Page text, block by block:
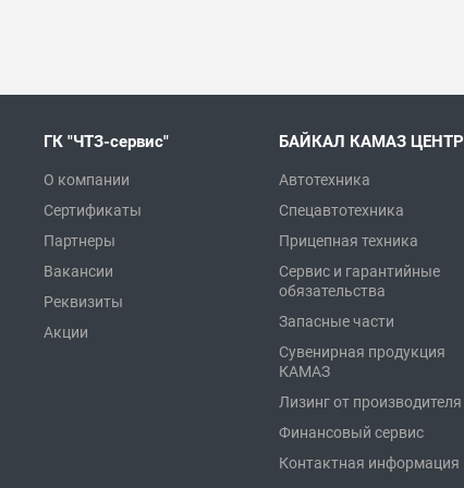
ГК "ЧТЗ-сервис"
О компании
Сертификаты
Партнеры
Вакансии
Реквизиты
Акции
БАЙКАЛ КАМАЗ ЦЕНТР
Автотехника
Спецавтотехника
Прицепная техника
Сервис и гарантийные
обязательства
Запасные части
Сувенирная продукция
КАМАЗ
Лизинг от производителя
Финансовый сервис
Контактная информация